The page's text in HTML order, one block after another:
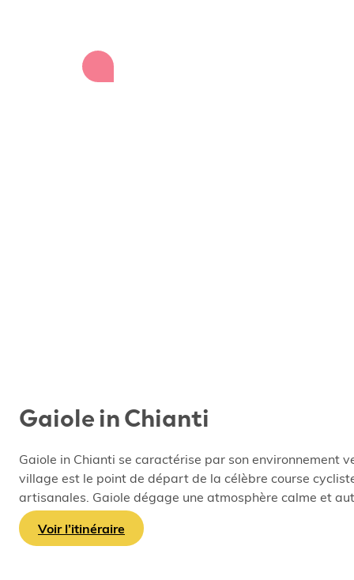
Gaiole in Chianti
Gaiole in Chianti se caractérise par son environnement
village est le point de départ de la célèbre course
artisanales. Gaiole dégage une atmosphère calme et
Voir l’itinéraire